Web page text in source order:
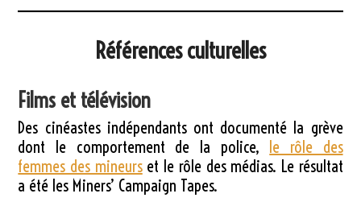
Références culturelles
Films et télévision
Des cinéastes indépendants ont documenté la grève
dont le comportement de la police, le rôle des
femmes des mineurset le rôle des médias. Le résultat
a été les Miners’ Campaign Tapes.